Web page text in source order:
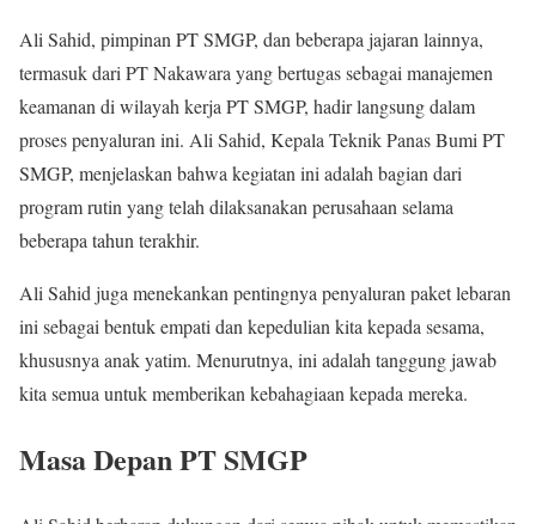
Ali Sahid, pimpinan PT SMGP, dan beberapa jajaran lainnya,
termasuk dari PT Nakawara yang bertugas sebagai manajemen
keamanan di wilayah kerja PT SMGP, hadir langsung dalam
proses penyaluran ini. Ali Sahid, Kepala Teknik Panas Bumi PT
SMGP, menjelaskan bahwa kegiatan ini adalah bagian dari
program rutin yang telah dilaksanakan perusahaan selama
beberapa tahun terakhir.
Ali Sahid juga menekankan pentingnya penyaluran paket lebaran
ini sebagai bentuk empati dan kepedulian kita kepada sesama,
khususnya anak yatim. Menurutnya, ini adalah tanggung jawab
kita semua untuk memberikan kebahagiaan kepada mereka.
Masa Depan PT SMGP